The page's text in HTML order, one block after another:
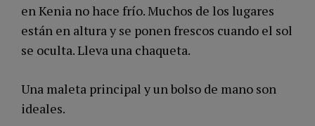
en Kenia no hace frío. Muchos de los lugares
están en altura y se ponen frescos cuando el sol
se oculta. Lleva una chaqueta.
Una maleta principal y un bolso de mano son
ideales.